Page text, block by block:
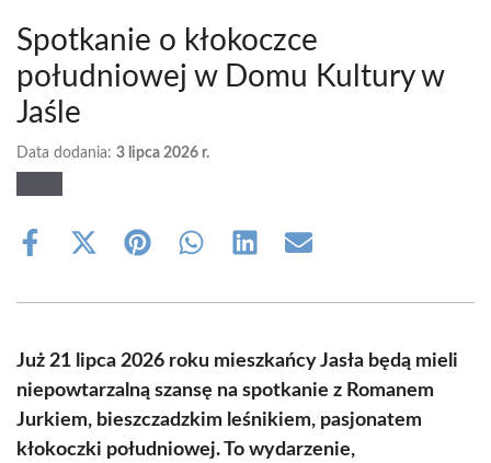
Spotkanie o kłokoczce
południowej w Domu Kultury w
Jaśle
Data dodania: 3 lipca 2026 r.
Share
Share
(Twitter)
Share Share Share Share
Już 21 lipca 2026 roku mieszkańcy Jasła będą mieli
niepowtarzalną szansę na spotkanie z Romanem
Jurkiem, bieszczadzkim leśnikiem, pasjonatem
kłokoczki południowej. To wydarzenie,